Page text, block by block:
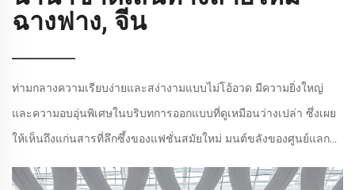
ฉางฟาง, จีน
ท่ามกลางความเรียบง่ายและสง่างามแบบไม่โอ้อวด มีความยิ่งใหญ่
และความอบอุ่นพิเศษในบริบทการออกแบบที่ดูเหมือนว่างเปล่า ซึ่งเผย
ให้เห็นถึงแก่นสารที่ลึกซึ้งของแฟชั่นสมัยใหม่ มนต์ขลังของศูนย์แลก
เปลี่ยนวัฒนธรรมระหว่างประเทศเส้นทางสายไหม ...